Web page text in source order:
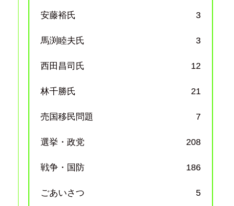
安藤裕氏 3
馬渕睦夫氏 3
西田昌司氏 12
林千勝氏 21
売国移民問題 7
選挙・政党 208
戦争・国防 186
ごあいさつ 5